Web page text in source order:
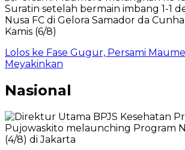
Lolos ke Fase Gugur, Persami
Meyakinkan
Nasional